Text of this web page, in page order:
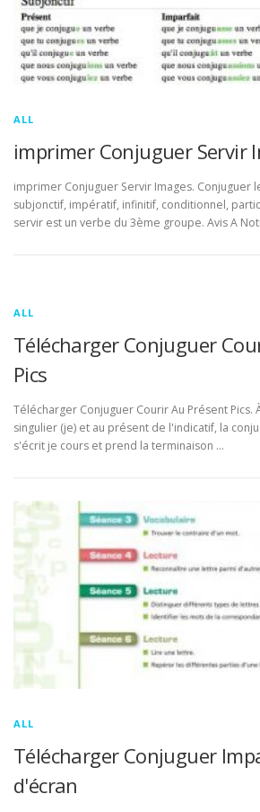
ALL
imprimer Conjuguer Servir
imprimer Conjuguer Servir Images. Conjuguer
subjonctif, impératif, infinitif, conditionnel,
servir est un verbe du 3ème groupe. Avis A
ALL
Télécharger Conjuguer
Pics
Télécharger Conjuguer Courir Au Présent Pics.
singulier (je) et au présent de l'indicatif, la
s'écrit je cours et prend la terminaison …
ALL
Télécharger Conjuguer
d'écran